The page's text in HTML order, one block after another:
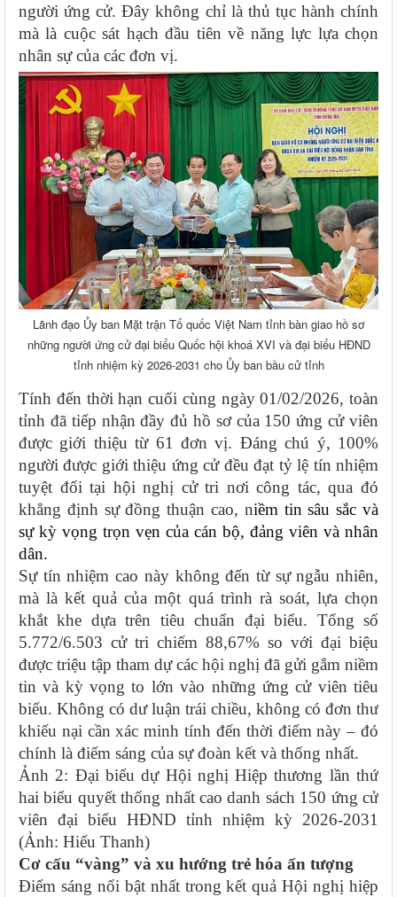
người ứng cử. Đây không chỉ là thủ tục hành chính
mà là cuộc sát hạch đầu tiên về năng lực lựa chọn
nhân sự của các đơn vị.
Lãnh đạo Ủy ban Mặt trận Tổ quốc Việt Nam tỉnh bàn giao hồ sơ
những người ứng cử đại biểu Quốc hội khoá XVI và đại biểu HĐND
tỉnh nhiệm kỳ 2026-2031 cho Ủy ban bầu cử tỉnh
Tính đến thời hạn cuối cùng ngày 01/02/2026, toàn
tỉnh đã tiếp nhận đầy đủ hồ sơ của 150 ứng cử viên
được giới thiệu từ 61 đơn vị. Đáng chú ý, 100%
người được giới thiệu ứng cử đều đạt tỷ lệ tín nhiệm
tuyệt đối tại hội nghị cử tri nơi công tác, qua đó
khẳng định sự đồng thuận cao, niềm tin sâu sắc và
sự kỳ vọng trọn vẹn của cán bộ, đảng viên và nhân
dân.
Sự tín nhiệm cao này không đến từ sự ngẫu nhiên,
mà là kết quả của một quá trình rà soát, lựa chọn
khắt khe dựa trên tiêu chuẩn đại biểu. Tổng số
5.772/6.503 cử tri chiếm 88,67% so với đại biệu
được triệu tập tham dự các hội nghị đã gửi gắm niềm
tin và kỳ vọng to lớn vào những ứng cử viên tiêu
biểu. Không có dư luận trái chiều, không có đơn thư
khiếu nại cần xác minh tính đến thời điểm này – đó
chính là điểm sáng của sự đoàn kết và thống nhất.
Ảnh 2: Đại biểu dự Hội nghị Hiệp thương lần thứ
hai biểu quyết thống nhất cao danh sách 150 ứng cử
viên đại biểu HĐND tỉnh nhiệm kỳ 2026-2031
(Ảnh: Hiếu Thanh)
Cơ cấu “vàng” và xu hướng trẻ hóa ấn tượng
Điểm sáng nổi bật nhất trong kết quả Hội nghị hiệp